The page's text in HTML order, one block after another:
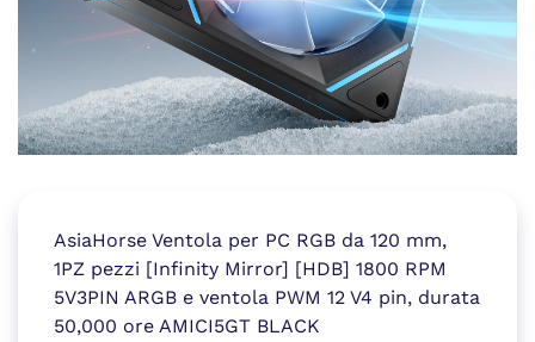
AsiaHorse Ventola per PC RGB da 120 mm,
1PZ pezzi [Infinity Mirror] [HDB] 1800 RPM
5V3PIN ARGB e ventola PWM 12 V4 pin, durata
50,000 ore AMICI5GT BLACK